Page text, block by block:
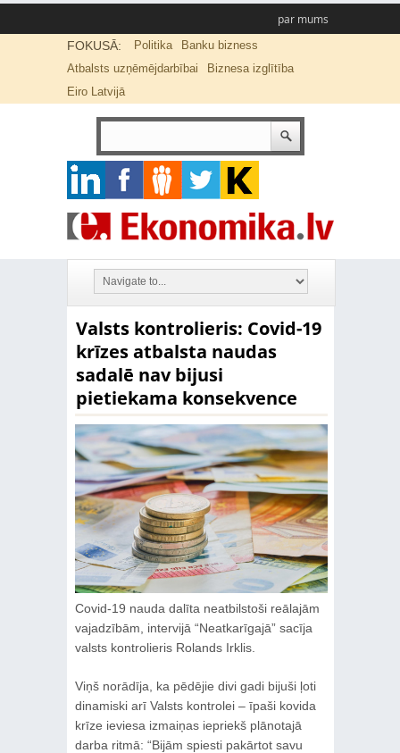
par mums
FOKUSĀ: Politika
Banku bizness
Atbalsts uzņēmējdarbībai
Biznesa izglītība
Eiro Latvijā
Valsts kontrolieris: Covid-19
krīzes atbalsta naudas
sadalē nav bijusi
pietiekama konsekvence
Covid-19 nauda dalīta neatbilstoši reālajām
vajadzībām, intervijā “Neatkarīgajā” sacīja
valsts kontrolieris Rolands Irklis.
Viņš norādīja, ka pēdējie divi gadi bijuši ļoti
dinamiski arī Valsts kontrolei – īpaši kovida
krīze ieviesa izmaiņas iepriekš plānotajā
darba ritmā: “Bijām spiesti pakārtot savu